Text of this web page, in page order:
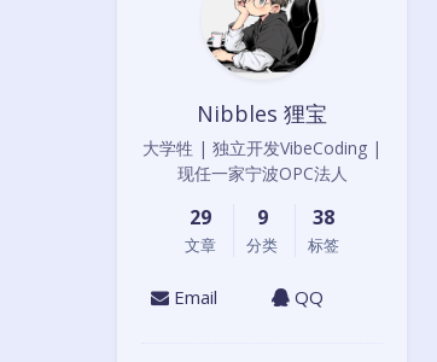
Nibbles 狸宝
大学牲 | 独立开发VibeCoding |
现任一家宁波OPC法人
29
文章
9
分类
38
标签
Email QQ